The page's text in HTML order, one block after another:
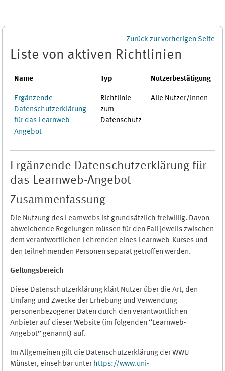
Zurück zur vorherigen Seite
Liste von aktiven Richtlinien
Name Typ Nutzerbestätigung
Ergänzende
Datenschutzerklärung
für das Learnweb-
Angebot
Richtlinie
zum
Datenschutz
Alle Nutzer/innen
Ergänzende Datenschutzerklärung für
das Learnweb-Angebot
Zusammenfassung
Die Nutzung des Learnwebs ist grundsätzlich freiwillig. Davon
abweichende Regelungen müssen für den Fall jeweils zwischen
dem verantwortlichen Lehrenden eines Learnweb-Kurses und
den teilnehmenden Personen separat getroffen werden.
Geltungsbereich
Diese Datenschutzerklärung klärt Nutzer über die Art, den
Umfang und Zwecke der Erhebung und Verwendung
personenbezogener Daten durch den verantwortlichen
Anbieter auf dieser Website (im folgenden “Learnweb-
Angebot” genannt) auf.
Im Allgemeinen gilt die Datenschutzerklärung der WWU
Münster, einsehbar unter https://www.uni-